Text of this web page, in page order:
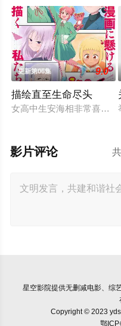
更新第06集 9.0
描绘直至生命尽头
女高中生安海相非常喜欢
影片评论
星空影院提供无删减电影、综
Copyright © 2023
鄂